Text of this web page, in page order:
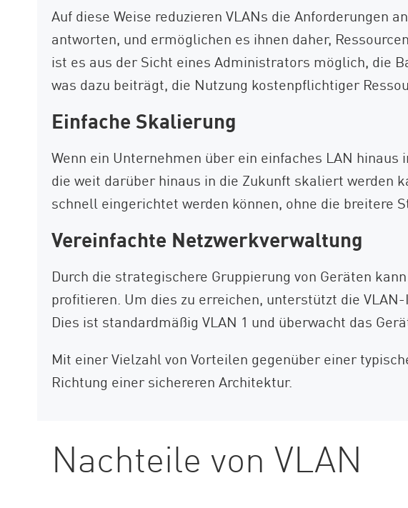
Auf diese Weise reduzieren VLANs die Anforderungen
antworten, und ermöglichen es ihnen daher,
ist es aus der Sicht eines Administrators möglich, die
was dazu beiträgt, die Nutzung kostenpflichtiger
Einfache Skalierung
Wenn ein Unternehmen über ein einfaches LAN
die weit darüber hinaus in die Zukunft skaliert werden
schnell eingerichtet werden können, ohne die breitere
Vereinfachte Netzwerkverwaltung
Durch die strategischere Gruppierung von Geräten
profitieren. Um dies zu erreichen, unterstützt die
Dies ist standardmäßig VLAN 1 und überwacht das
Mit einer Vielzahl von Vorteilen gegenüber einer
Richtung einer sichereren Architektur.
Nachteile von VLAN